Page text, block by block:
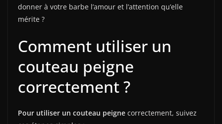
donner à votre barbe l’amour et l’attention qu’elle
mérite ?
Comment utiliser un
couteau peigne
correctement ?
Pour utiliser un couteau peigne correctement, suivez